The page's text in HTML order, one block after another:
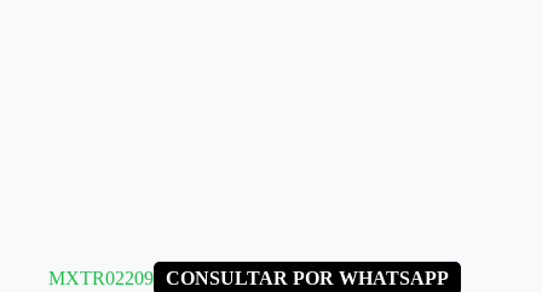
MXTR02209 CONSULTAR POR WHATSAPP